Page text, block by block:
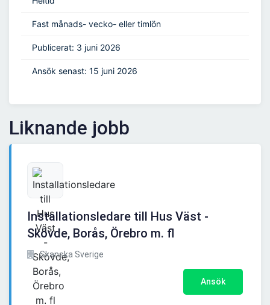
Fast månads- vecko- eller timlön
Publicerat: 3 juni 2026
Ansök senast: 15 juni 2026
Liknande jobb
Installationsledare till Hus Väst -
Skövde, Borås, Örebro m. fl
Skanska Sverige
Ansök